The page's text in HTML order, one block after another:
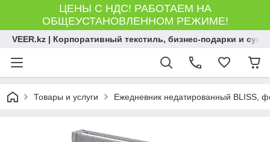
ЦЕНЫ С НДС! РАБОТАЕМ НА
ОБЩЕУСТАНОВЛЕННОМ РЕЖИМЕ!
VEER.kz | Корпоративный текстиль, бизнес-подарки и
Товары и услуги Ежедневник недатированный BLISS,